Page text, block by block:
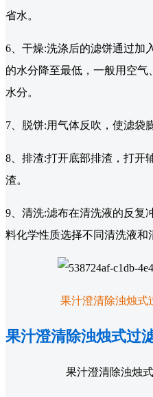
省水。
6、干燥:洗涤后的滤饼通过加
的水分降至最低，一般用空
水分。
7、脱饼:用气体反吹，使滤袋
8、排渣:打开底部排渣，打开
渣。
9、清洗:滤布在清洗液的反复
料化学性质选择不同清洗液和
果汁澄清除浊烛式
果汁澄清除浊烛式过
果汁澄清除浊烛